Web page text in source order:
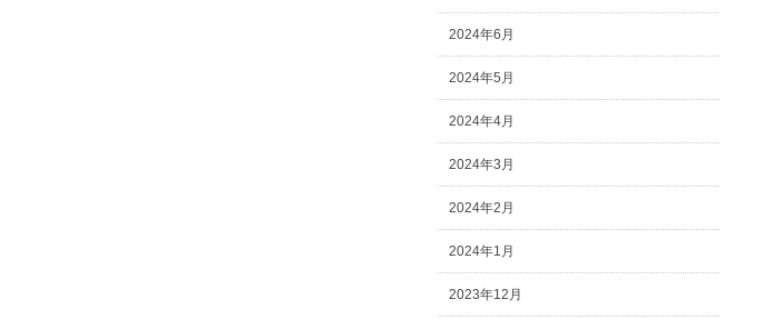
2024年6月
2024年5月
2024年4月
2024年3月
2024年2月
2024年1月
2023年12月